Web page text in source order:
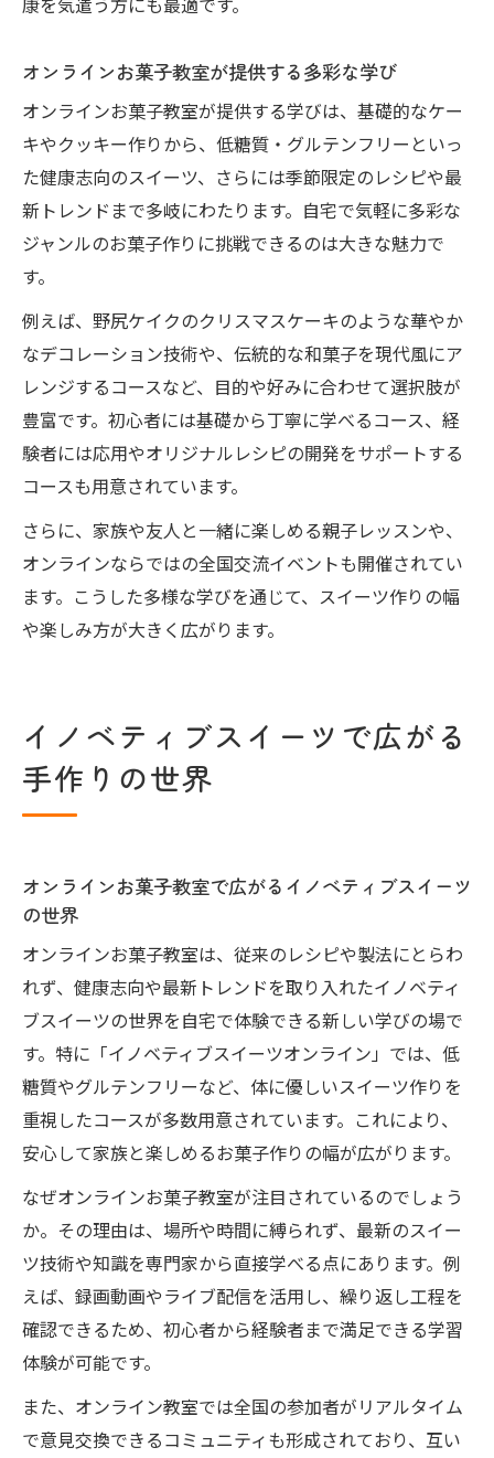
康を気遣う方にも最適です。
オンラインお菓子教室が提供する多彩な学び
オンラインお菓子教室が提供する学びは、基礎的なケー
キやクッキー作りから、低糖質・グルテンフリーといっ
た健康志向のスイーツ、さらには季節限定のレシピや最
新トレンドまで多岐にわたります。自宅で気軽に多彩な
ジャンルのお菓子作りに挑戦できるのは大きな魅力で
す。
例えば、野尻ケイクのクリスマスケーキのような華やか
なデコレーション技術や、伝統的な和菓子を現代風にア
レンジするコースなど、目的や好みに合わせて選択肢が
豊富です。初心者には基礎から丁寧に学べるコース、経
験者には応用やオリジナルレシピの開発をサポートする
コースも用意されています。
さらに、家族や友人と一緒に楽しめる親子レッスンや、
オンラインならではの全国交流イベントも開催されてい
ます。こうした多様な学びを通じて、スイーツ作りの幅
や楽しみ方が大きく広がります。
イノベティブスイーツで広がる
手作りの世界
オンラインお菓子教室で広がるイノベティブスイーツ
の世界
オンラインお菓子教室は、従来のレシピや製法にとらわ
れず、健康志向や最新トレンドを取り入れたイノベティ
ブスイーツの世界を自宅で体験できる新しい学びの場で
す。特に「イノベティブスイーツオンライン」では、低
糖質やグルテンフリーなど、体に優しいスイーツ作りを
重視したコースが多数用意されています。これにより、
安心して家族と楽しめるお菓子作りの幅が広がります。
なぜオンラインお菓子教室が注目されているのでしょう
か。その理由は、場所や時間に縛られず、最新のスイー
ツ技術や知識を専門家から直接学べる点にあります。例
えば、録画動画やライブ配信を活用し、繰り返し工程を
確認できるため、初心者から経験者まで満足できる学習
体験が可能です。
また、オンライン教室では全国の参加者がリアルタイム
で意見交換できるコミュニティも形成されており、互い